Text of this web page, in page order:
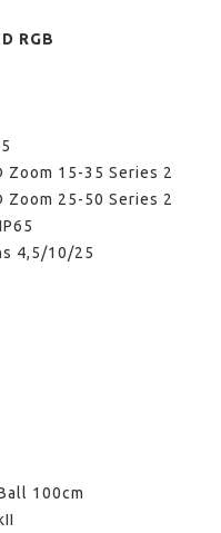
RGB
Zoom 15-35 Series 2
Zoom 25-50 Series 2
4,5/10/25
100cm